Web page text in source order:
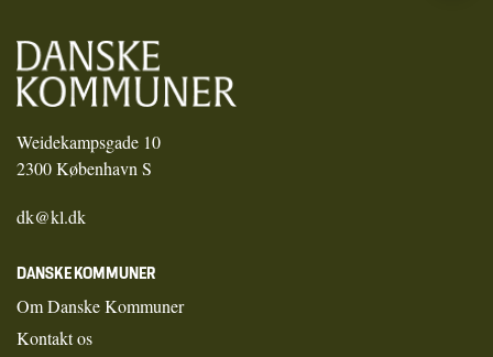
Weidekampsgade 10
2300 København S
dk@kl.dk
DANSKE KOMMUNER
Om Danske Kommuner
Kontakt os